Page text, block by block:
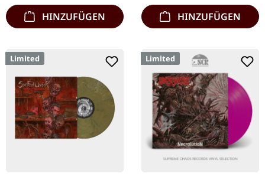
HINZUFÜGEN HINZUFÜGEN
Limited Limited